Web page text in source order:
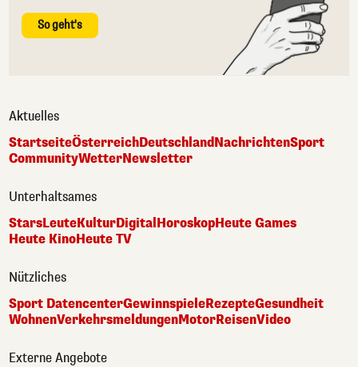
So geht's
Aktuelles
StartseiteÖsterreichDeutschlandNachrichtenSport
CommunityWetterNewsletter
Unterhaltsames
StarsLeuteKulturDigitalHoroskopHeute Games
Heute KinoHeute TV
Nützliches
Sport DatencenterGewinnspieleRezepteGesundheit
WohnenVerkehrsmeldungenMotorReisenVideo
Externe Angebote